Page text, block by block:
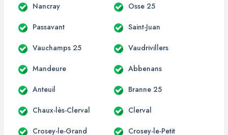
Nancray Osse 25
Passavant Saint-Juan
Vauchamps 25 Vaudrivillers
Mandeure Abbenans
Anteuil Branne 25
Chaux-lès-Clerval Clerval
Crosey-le-Grand Crosey-le-Petit